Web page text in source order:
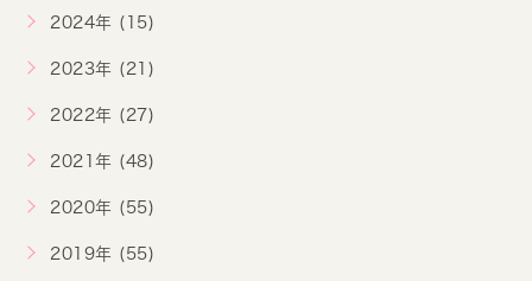
2024年 (15)
2023年 (21)
2022年 (27)
2021年 (48)
2020年 (55)
2019年 (55)